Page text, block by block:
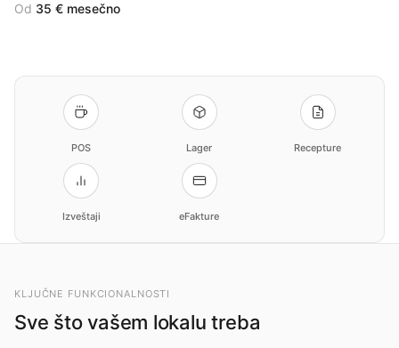
Od 35 € mesečno
POS Lager Recepture
Izveštaji eFakture
KLJUČNE FUNKCIONALNOSTI
Sve što vašem lokalu treba